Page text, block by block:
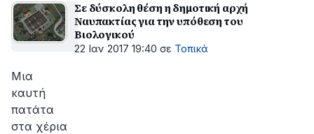
Σε δύσκολη θέση η δημοτική αρχή
Ναυπακτίας για την υπόθεση του
Βιολογικού
22 Ιαν 2017 19:40 σε Τοπικά
Μια
καυτή
πατάτα
στα χέρια